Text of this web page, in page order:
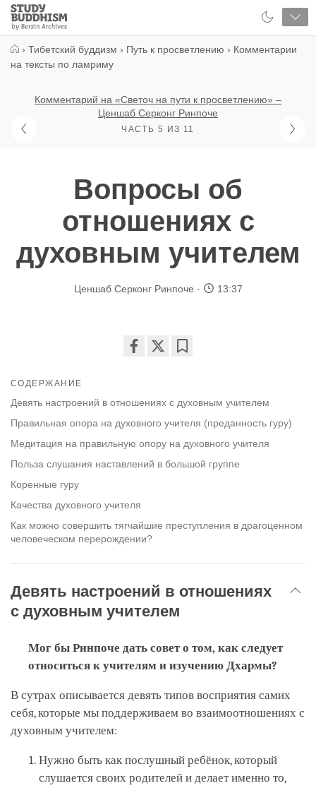
Close
Study
Buddhism
› Тибетский буддизм › Путь к просветлению › Комментарии
на тексты по ламриму
Комментарий на «Светоч на пути к просветлению» –
Ценшаб Серконг Ринпоче
ЧАСТЬ 5 ИЗ 11
Вопросы об
отношениях с
духовным учителем
Ценшаб Серконг Ринпоче 13:37
СОДЕРЖАНИЕ
Девять настроений в отношениях с духовным учителем
Правильная опора на духовного учителя (преданность гуру)
Медитация на правильную опору на духовного учителя
Польза слушания наставлений в большой группе
Коренные гуру
Качества духовного учителя
Как можно совершить тягчайшие преступления в драгоценном
человеческом перерождении?
Девять настроений в отношениях
с духовным учителем
Мог бы Ринпоче дать совет о том, как следует
относиться к учителям и изучению Дхармы?
В сутрах описывается девять типов восприятия самих
себя, которые мы поддерживаем во взаимоотношениях с
духовным учителем:
Нужно быть как послушный ребёнок, который
слушается своих родителей и делает именно то,